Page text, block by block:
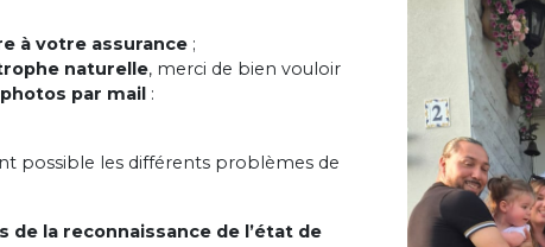
à votre assurance ;
naturelle, merci de bien vouloir
par mail :
possible les différents problèmes de
la reconnaissance de l’état de